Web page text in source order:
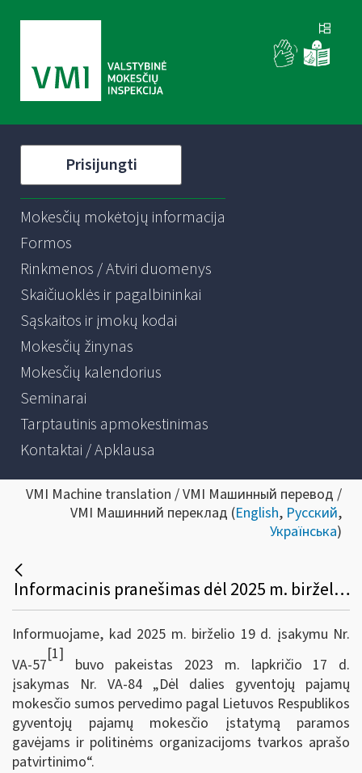
Prisijungti
Mokesčių mokėtojų informacija
Formos
Rinkmenos / Atviri duomenys
Skaičiuoklės ir pagalbininkai
Sąskaitos ir įmokų kodai
Mokesčių žinynas
Mokesčių kalendorius
Seminarai
Tarptautinis apmokestinimas
Kontaktai / Apklausa
VMI Machine translation / VMI Машинный перевод /
VMI Машинний переклад (English, Русский,
Українська)
Informacinis pranešimas dėl 2025 m. birželio 19 d. įsakymo Nr. VA-57 „Dėl VMI prie FM viršininko 2023 m. lapkričio 17 d. įsakymo Nr. VA-84 „Dėl dalies gyventojų pajamų mokesčio sumos pervedimo pagal Lietuvos Respublikos gyventojų pajamų mokesčio įstatymą paramos gavėjams ir politinėms organizacijoms tvarkos aprašo patvirtinimo“ pakeitimo
Informuojame, kad 2025 m. birželio 19 d. įsakymu Nr.
VA-57
[1]
buvo pakeistas 2023 m. lapkričio 17 d.
įsakymas Nr. VA-84 „Dėl dalies gyventojų pajamų
mokesčio sumos pervedimo pagal Lietuvos Respublikos
gyventojų pajamų mokesčio įstatymą paramos
gavėjams ir politinėms organizacijoms tvarkos aprašo
patvirtinimo“.